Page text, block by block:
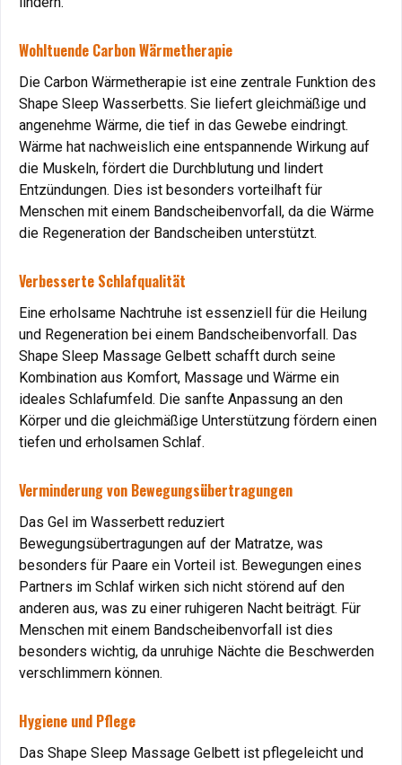
fürdauerhafte Schlaflosigkeit.
und verbessert die Schlafqualität.
Vorteil : Leichteres Einschlafen und tiefere Entspannung.
Stressabbau durch Wellness zu Hause
Das Gelbett schafft eine entspannende Umgebung, die
Stress reduziert und die mentale Gesundheit stärkt.
Vorteil: Wellness und Therapie in den eigenen vier
Wänden.
durch Gelbett-Technologie
Durchblutungsstörungen: Verbesserung der
Zirkulation
Das Gelbett lindertDurchblutungsstörungenin den Beinen,
indem es den Körper gleichmäßig stützt und Druckstellen
vermeidet.
Beschwerden.
Dekubitus (Druckgeschwüre)
Bei Menschen, die lange liegen müssen, kann das Gelbett
helfen, Druckgeschwüre zu vermeiden, indem es den
Körper optimal entlastet.
Vorteil: Druckfreie Lagerung schützt gefährdete
Hautstellen.
Schlafprobleme in der Schwangerschaft
Wohltuende Carbon Wärmetherapie
Die Carbon Wärmetherapie ist eine zentrale Funktion des
Shape Sleep Wasserbetts. Sie liefert gleichmäßige und
angenehme Wärme, die tief in das Gewebe eindringt.
Wärme hat nachweislich eine entspannende Wirkung auf
die Muskeln, fördert die Durchblutung und lindert
Entzündungen. Dies ist besonders vorteilhaft für
Menschen mit einem Bandscheibenvorfall, da die Wärme
die Regeneration der Bandscheiben unterstützt.
Verbesserte Schlafqualität
Eine erholsame Nachtruhe ist essenziell für die Heilung
und Regeneration bei einem Bandscheibenvorfall. Das
Shape Sleep Massage Gelbett schafft durch seine
Kombination aus Komfort, Massage und Wärme ein
ideales Schlafumfeld. Die sanfte Anpassung an den
Körper und die gleichmäßige Unterstützung fördern einen
tiefen und erholsamen Schlaf.
Verminderung von Bewegungsübertragungen
Das Gel im Wasserbett reduziert
Bewegungsübertragungen auf der Matratze, was
besonders für Paare ein Vorteil ist. Bewegungen eines
Partners im Schlaf wirken sich nicht störend auf den
anderen aus, was zu einer ruhigeren Nacht beiträgt. Für
Menschen mit einem Bandscheibenvorfall ist dies
besonders wichtig, da unruhige Nächte die Beschwerden
verschlimmern können.
Hygiene und Pflege
Das Shape Sleep Massage Gelbett ist pflegeleicht und